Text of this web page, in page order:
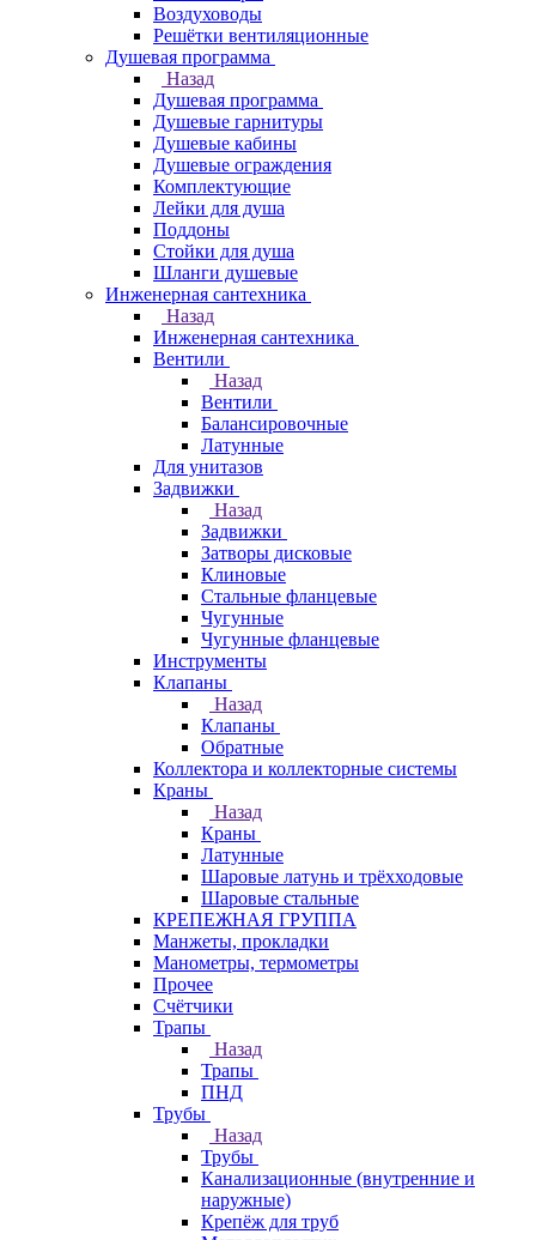
Воздуховоды
Решётки вентиляционные
Душевая программа
Назад
Душевая программа
Душевые гарнитуры
Душевые кабины
Душевые ограждения
Комплектующие
Лейки для душа
Поддоны
Стойки для душа
Шланги душевые
Инженерная сантехника
Назад
Инженерная сантехника
Вентили
Назад
Вентили
Балансировочные
Латунные
Для унитазов
Задвижки
Назад
Задвижки
Затворы дисковые
Клиновые
Стальные фланцевые
Чугунные
Чугунные фланцевые
Инструменты
Клапаны
Назад
Клапаны
Обратные
Коллектора и коллекторные системы
Краны
Назад
Краны
Латунные
Шаровые латунь и трёхходовые
Шаровые стальные
КРЕПЕЖНАЯ ГРУППА
Манжеты, прокладки
Манометры, термометры
Прочее
Счётчики
Трапы
Назад
Трапы
ПНД
Трубы
Назад
Трубы
Канализационные (внутренние и
наружные)
Крепёж для труб